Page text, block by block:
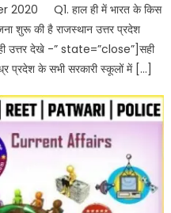
Q1. हाल ही में भारत के किस
शुरू की है राजस्थान उत्तर प्रदेश
उत्तर देखे -” state=”close”]सही
प्रदेश के सभी सरकारी स्कूलों में […]